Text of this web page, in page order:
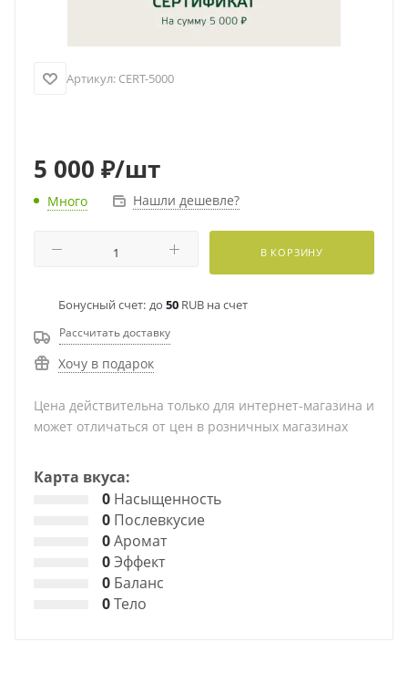
Артикул: CERT-5000
5 000 ₽/шт
Много Нашли дешевле?
В КОРЗИНУ
Бонусный счет: до 50 RUB на счет
Рассчитать доставку
Хочу в подарок
Цена действительна только для интернет-магазина и
может отличаться от цен в розничных магазинах
Карта вкуса:
0 Насыщенность
0 Послевкусие
0Аромат
0Эффект
0 Баланс
0Тело